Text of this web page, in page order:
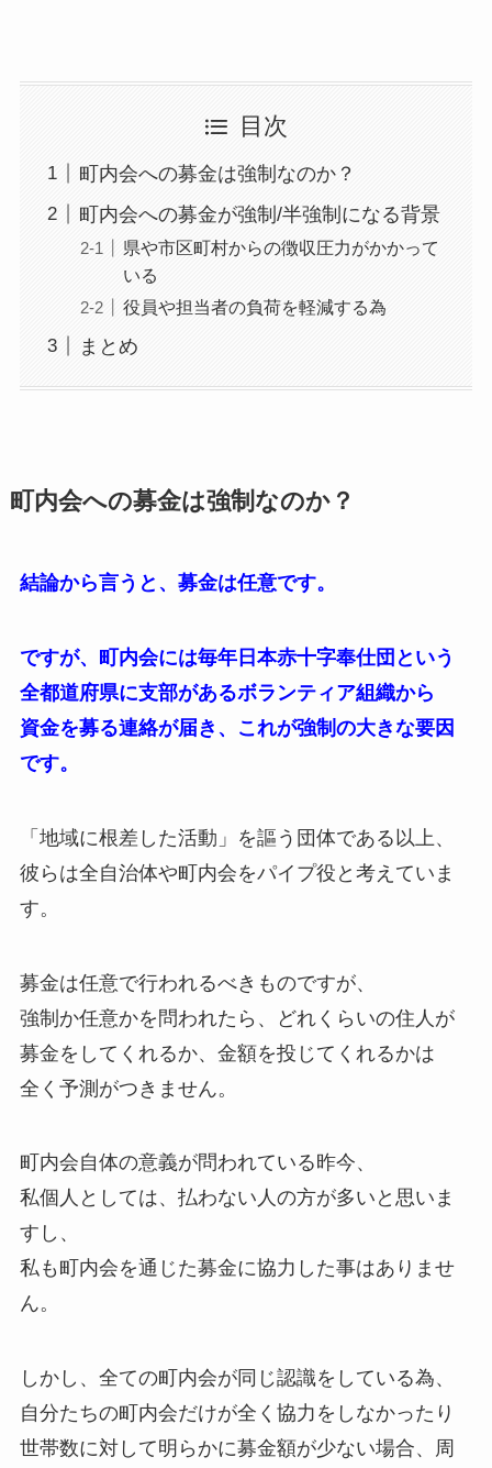
目次
町内会への募金は強制なのか？
町内会への募金が強制/半強制になる背景
県や市区町村からの徴収圧力がかかって
いる
役員や担当者の負荷を軽減する為
まとめ
町内会への募金は強制なのか？
結論から言うと、募金は任意です。
ですが、町内会には毎年日本赤十字奉仕団という
全都道府県に支部があるボランティア組織から
資金を募る連絡が届き、これが強制の大きな要因
です。
「地域に根差した活動」を謳う団体である以上、
彼らは全自治体や町内会をパイプ役と考えていま
す。
募金は任意で行われるべきものですが、
強制か任意かを問われたら、どれくらいの住人が
募金をしてくれるか、金額を投じてくれるかは
全く予測がつきません。
町内会自体の意義が問われている昨今、
私個人としては、払わない人の方が多いと思いま
すし、
私も町内会を通じた募金に協力した事はありませ
ん。
しかし、全ての町内会が同じ認識をしている為、
自分たちの町内会だけが全く協力をしなかったり
世帯数に対して明らかに募金額が少ない場合、周